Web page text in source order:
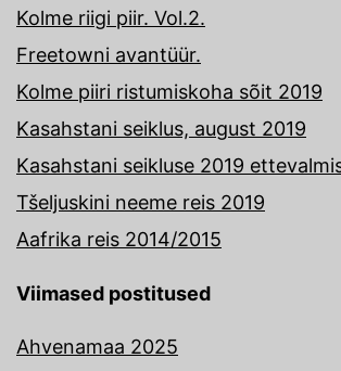
Kolme riigi piir. Vol.2.
Freetowni avantüür.
Kolme piiri ristumiskoha sõit 2019
Kasahstani seiklus, august 2019
Kasahstani seikluse 2019
Tšeljuskini neeme reis 2019
Aafrika reis 2014/2015
Viimased postitused
Ahvenamaa 2025